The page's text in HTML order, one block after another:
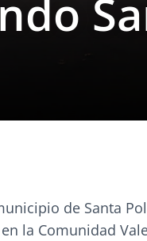
de Santa
la Comunidad